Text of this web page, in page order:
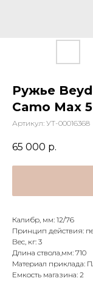
Ружье
Camo Max
Артикул: УТ-00016368
65 000 р.
Калибр, мм: 12/76
Принцип действия:
Вес, кг: 3
Длина ствола,мм: 710
Материал приклада:
Емкость магазина: 2